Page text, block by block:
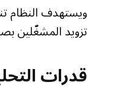
ويستهدف النظام
تزويد المشغّلين
قدرات